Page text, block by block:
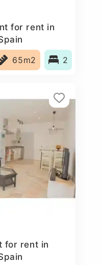
for rent in
65m2 2
for rent in